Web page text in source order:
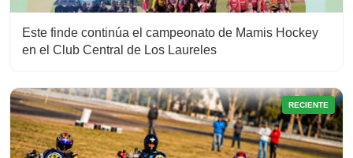
Este finde continúa el campeonato de Mamis Hockey
en el Club Central de Los Laureles
RECIENTE